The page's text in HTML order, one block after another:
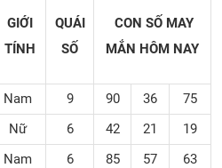
GIỚI
TÍNH
QUÁI
SỐ
CON SỐ MAY
MẮN HÔM NAY
Nam 9 90 36
75
Nữ
6 42 21 19
Nam 6 85 57 63